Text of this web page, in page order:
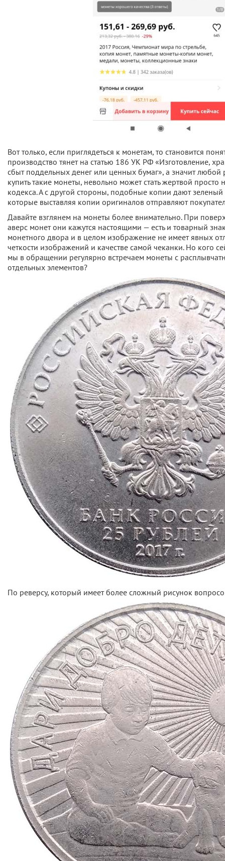
Вот только, если приглядеться к монетам, то становится
производство тянет на статью 186 УК РФ «Изготовление,
сбыт поддельных денег или ценных бумаг», а значит
купить такие монеты, невольно может стать жертвой просто
кодекса. А с другой стороны, подобные копии дают
которые выставляя копии оригиналов отправляют
Давайте взглянем на монеты более внимательно. При
аверс монет они кажутся настоящими — есть и товарный
монетного двора и в целом изображение не имеет явных
четкости изображений и качестве самой чеканки. Но кого
мы в обращении регулярно встречаем монеты с
отдельных элементов?
По реверсу, который имеет более сложный рисунок